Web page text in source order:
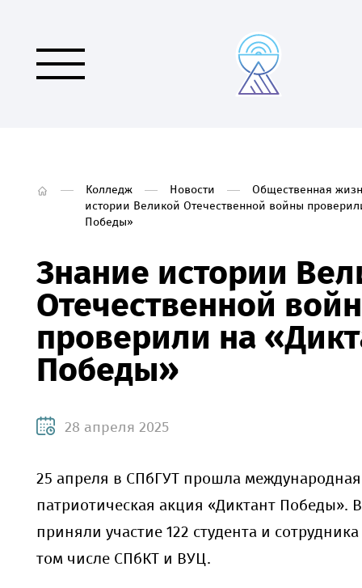
Колледж Новости
Общественная
истории Великой Отечественной войны
Победы»
Знание истории
Отечественной
проверили на
Победы»
28 апреля 2025
25 апреля в СПбГУТ прошла международная
патриотическая акция «Диктант Победы».
приняли участие 122 студента и
том числе СПбКТ и ВУЦ.